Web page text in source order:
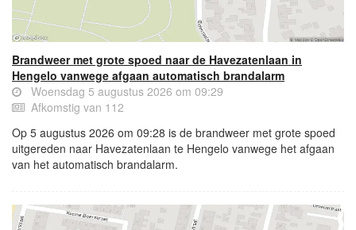
Brandweer met grote spoed naar de Havezatenlaan in
Hengelo vanwege afgaan automatisch brandalarm
Woensdag 5 augustus 2026 om 09:29
Afkomstig van 112
Op 5 augustus 2026 om 09:28 is de brandweer met grote spoed
uitgereden naar Havezatenlaan te Hengelo vanwege het afgaan
van het automatisch brandalarm.